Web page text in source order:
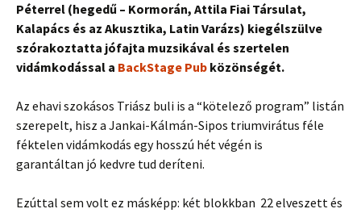
Péterrel (hegedű – Kormorán, Attila Fiai Társulat,
Kalapács és az Akusztika, Latin Varázs) kiegélszülve
szórakoztatta jófajta muzsikával és szertelen
vidámkodással a BackStage Pub közönségét.
Az ehavi szokásos Triász buli is a “kötelező program” listán
szerepelt, hisz a Jankai-Kálmán-Sipos triumvirátus féle
féktelen vidámkodás egy hosszú hét végén is
garantáltan jó kedvre tud deríteni.
Ezúttal sem volt ez másképp: két blokkban 22 elveszett és